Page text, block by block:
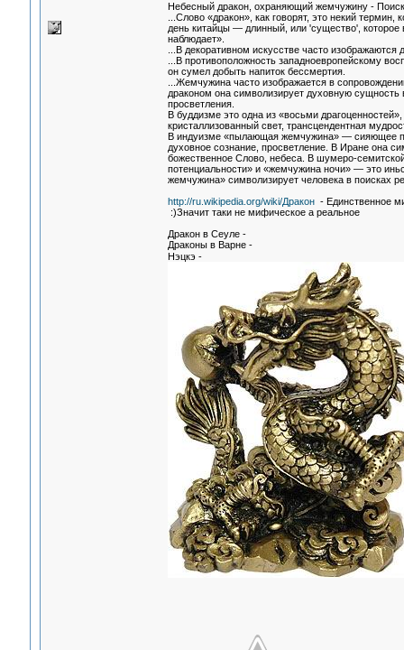
Небесный дракон, охраняющий жемчужину -
...Слово «дракон», как говорят, это некий
день китайцы — длинный, или 'существо', которое
наблюдает».
...В декоративном искусстве часто
...В противоположность западноевропейскому
он сумел добыть напиток бессмертия.
...Жемчужина часто изображается в
драконом она символизирует духовную сущность
просветления.
В буддизме это одна из «восьми
кристаллизованный свет, трансцендентная
В индуизме «пылающая жемчужина» — сияющее
духовное сознание, просветление. В Иране она
божественное Слово, небеса. В шумеро-
потенциальности» и «жемчужина ночи» — это
жемчужина» символизирует человека в поисках
http://ru.wikipedia.org/wiki/Дракон- Единственное
:)Значит таки не мифическое а реальное
Дракон в Сеуле -
Драконы в Варне -
Нэцкэ -